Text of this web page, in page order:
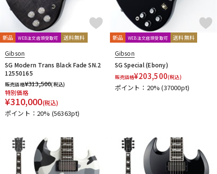
DTM オンライン納品 レコーディング機器
配信/ライブ機器 楽器アクセサリ
JacksonStars
JAMES TYLER
K.Nyui Kiesel Guitars
Klein Japan
Knaggs Guitars
Kz Guitar Works
Line6
LsL Instruments
Magneto Guitars
Marchione
momose
MUSICMAN
Nash Guitars Navigator
Ormsby Guitars
Orville by Gibson
P-S
P.R.S. PEAVEY Performance
Rickenbacker
RS GUITARWORKS
Sadowsky Guitars
Sago
SAITO Guitars SCHECTER Seed
Seventy Seven
Seymour Duncan
Sire Solid Bond
Squier by Fender
新品 WEB注文店頭受取可 送料無料
Gibson
SG Modern Trans Black Fade SN.2
12550165
販売価格¥313,500(税込)
特別価格
¥310,000(税込)
ポイント：20% (56363pt)
新品 WEB注文店頭受取可 送料無料
Gibson
SG Special (Ebony)
販売価格¥203,500(税込)
ポイント：20%(37000pt)